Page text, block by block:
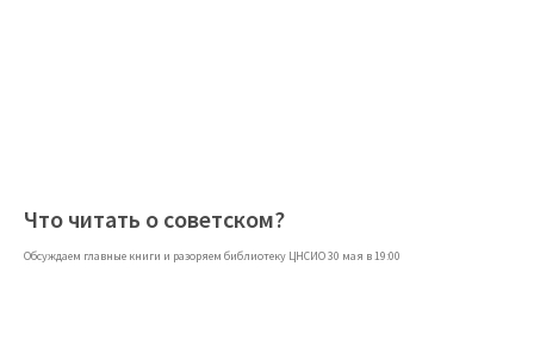
Что читать о советском?
Обсуждаем главные книги и разоряем библиотеку ЦНСИО 30 мая в 19:00